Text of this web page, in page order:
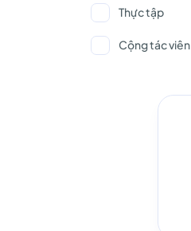
Thực tập
Cộng tác viên